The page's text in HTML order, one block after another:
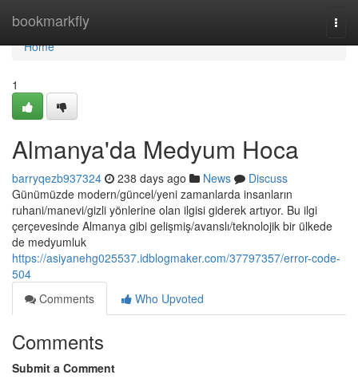
bookmarkfly
Home
Home
1
Almanya'da Medyum Hoca
barryqezb937324 238 days ago News
Discuss
Günümüzde modern/güncel/yeni zamanlarda insanların
ruhani/manevi/gizli yönlerine olan ilgisi giderek artıyor. Bu ilgi
çerçevesinde Almanya gibi gelişmiş/avanslı/teknolojik bir ülkede
de medyumluk
https://asiyanehg025537.idblogmaker.com/37797357/error-code-
504
Comments
Who Upvoted
Comments
Submit a Comment